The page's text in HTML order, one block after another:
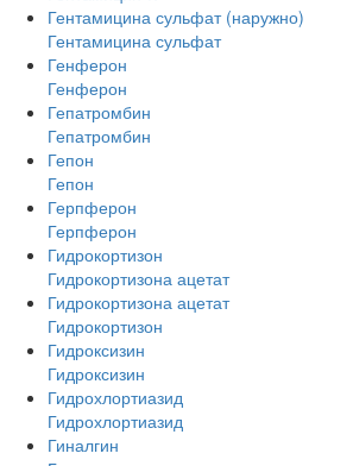
Гентамицина сульфат (наружно)
Гентамицина сульфат
Генферон
Генферон
Гепатромбин
Гепатромбин
Гепон
Гепон
Герпферон
Герпферон
Гидрокортизон
Гидрокортизона ацетат
Гидрокортизона ацетат
Гидрокортизон
Гидроксизин
Гидроксизин
Гидрохлортиазид
Гидрохлортиазид
Гиналгин